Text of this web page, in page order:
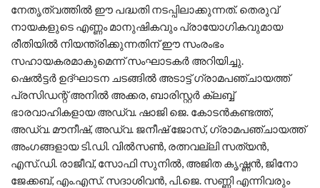
നേതൃത്വത്തിൽ ഈ പദ്ധതി നടപ്പിലാക്കുന്നത്. തെരുവ്
നായകളുടെ എണ്ണം മാനുഷികവും പ്രായോഗികവുമായ
രീതിയിൽ നിയന്ത്രിക്കുന്നതിന് ഈ സംരംഭം
സഹായകരമാകുമെന്ന് സംഘാടകർ അറിയിച്ചു.
ഷെൽട്ടർ ഉദ്ഘാടന ചടങ്ങിൽ അടാട്ട് ഗ്രാമപഞ്ചായത്ത്
പ്രസിഡന്റ് അനിൽ അക്കര, ബാരിസ്റ്റർ ക്ലബ്ബ്
ഭാരവാഹികളായ അഡ്വ. ഷാജി ജെ. കോടൻകണ്ടത്ത്,
അഡ്വ. മൗനീഷ്, അഡ്വ. ജനീഷ് ജോസ്, ഗ്രാമപഞ്ചായത്ത്
അംഗങ്ങളായ ടി.ഡി. വിൽസൺ, രത്നവല്ലി സത്യൻ,
എസ്.ഡി. രാജീവ്, സോഫി സുനിൽ, അജിത കൃഷ്ണൻ, ജിനോ
ജേക്കബ്, എം.എസ്. സദാശിവൻ, പി.ജെ. സണ്ണി എന്നിവരും